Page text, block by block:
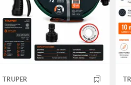
TRUPER